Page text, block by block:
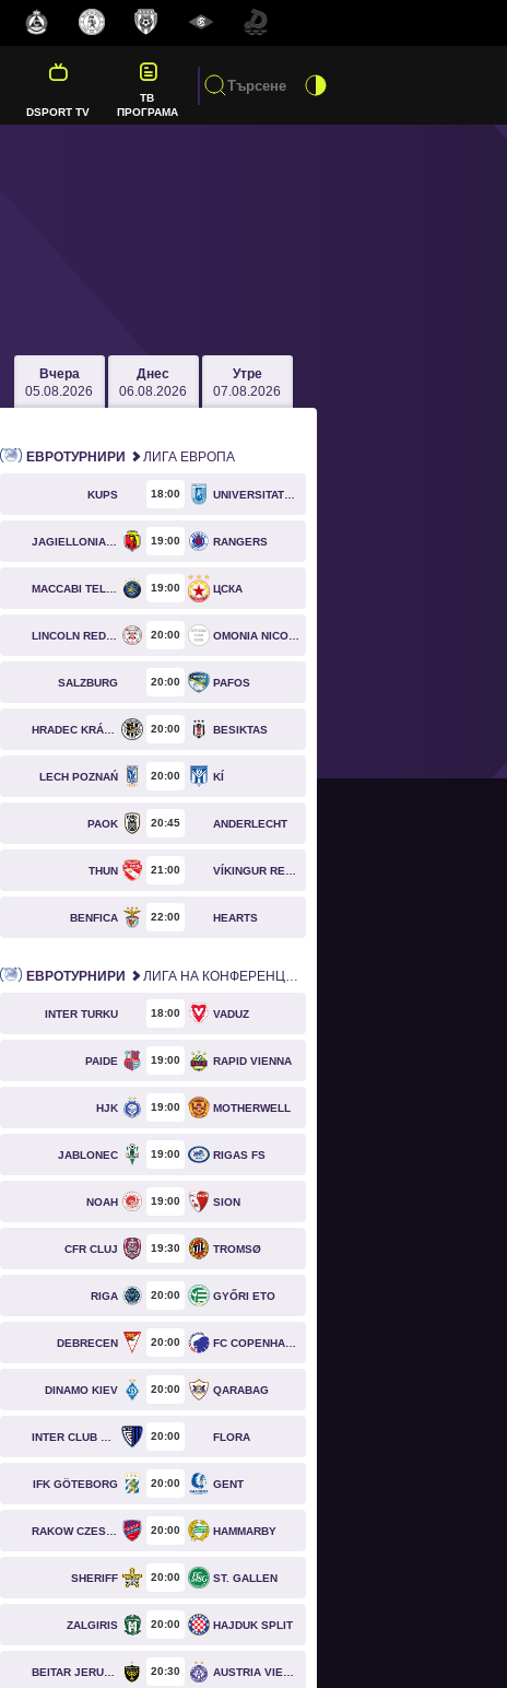
DSPORT TV
ТВ
ПРОГРАМА
Вчера
05.08.2026
Днес
06.08.2026
Утре
07.08.2026
ЕВРОТУРНИРИ ЛИГА ЕВРОПА
KUPS 18 00
19 00 RANGERS
19 00 ЦСКА
20 00
SALZBURG 20 00 PAFOS
20 00 BESIKTAS
LECH POZNAŃ 20 00 KÍ
PAOK 20 45 ANDERLECHT
THUN 21 00
BENFICA 22 00 HEARTS
ЕВРОТУРНИРИ ЛИГА НА КОНФЕРЕНЦИИТЕ
INTER TURKU 18 00 VADUZ
PAIDE 19 00 RAPID VIENNA
HJK 19 00 MOTHERWELL
JABLONEC 19 00 RIGAS FS
NOAH 19 00 SION
CFR CLUJ 19 30 TROMSØ
RIGA 20 00 GYŐRI ETO
DEBRECEN 20 00
DINAMO KIEV 20 00 QARABAG
20 00 FLORA
IFK GÖTEBORG 20 00 GENT
20 00 HAMMARBY
SHERIFF 20 00 ST. GALLEN
ZALGIRIS 20 00 HAJDUK SPLIT
20 30